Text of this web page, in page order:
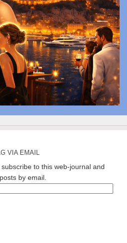
VIA EMAIL
to this web-journal and
by email.